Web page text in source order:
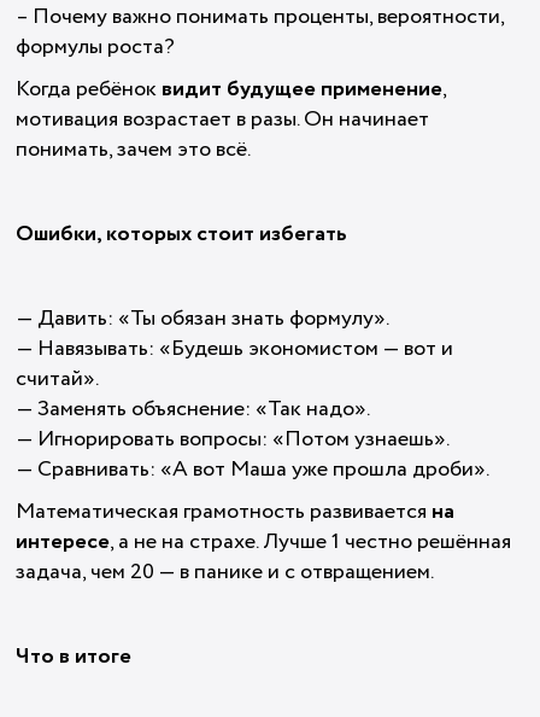
– Почему важно понимать проценты, вероятности,
формулы роста?
Когда ребёноквидит будущее применение,
мотивация возрастает в разы. Он начинает
понимать, зачем это всё.
Ошибки, которых стоит избегать
— Давить: «Ты обязан знать формулу».
— Навязывать: «Будешь экономистом — вот и
считай».
— Заменять объяснение: «Так надо».
— Игнорировать вопросы: «Потом узнаешь».
— Сравнивать: «А вот Маша уже прошла дроби».
Математическая грамотность развивается на
интересе, а не на страхе. Лучше 1 честно решённая
задача, чем 20 — в панике и с отвращением.
Что в итоге